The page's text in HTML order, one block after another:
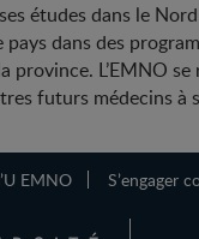
études dans le
dans des
L’EMNO
futurs médecins
EMNO S’engager